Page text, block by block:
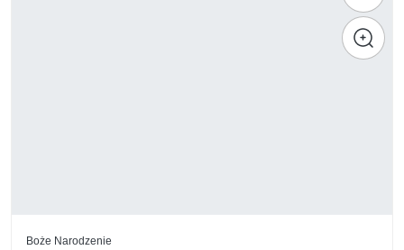
Boże Narodzenie